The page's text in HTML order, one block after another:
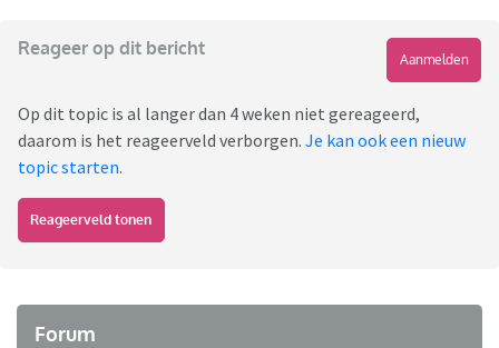
Reageer op dit bericht
Aanmelden
Op dit topic is al langer dan 4 weken niet gereageerd,
daarom is het reageerveld verborgen. Je kan ook een nieuw
topic starten.
Reageerveld tonen
Forum